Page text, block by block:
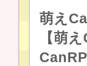
萌え
【萌